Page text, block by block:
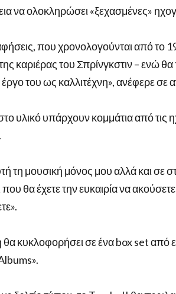
να ολοκληρώσει «ξεχασμένες»
που χρονολογούνται από
καριέρας του Σπρίνγκστιν – ενώ
έργο του ως καλλιτέχνη», ανέφερε
υλικό υπάρχουν κομμάτια από
τη μουσική μόνος μου αλλά και σε
που θα έχετε την ευκαιρία να
κυκλοφορήσει σε ένα box set από